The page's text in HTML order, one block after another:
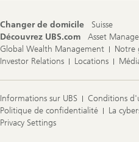
Changer de domicile
Suisse
Découvrez UBS.com
Asset
Global Wealth Management
Notre
Investor Relations
Locations
Informations sur UBS
Conditions
Politique de confidentialité
La
Privacy Settings